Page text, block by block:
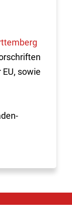
sowie